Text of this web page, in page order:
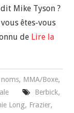
Mike Tyson ?
êtes-vous
de Lire la
, MMA/Boxe,
Berbick,
Long, Frazier,